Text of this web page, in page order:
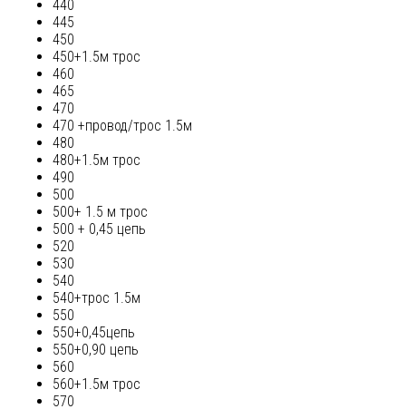
440
445
450
450+1.5м трос
460
465
470
470 +провод/трос 1.5м
480
480+1.5м трос
490
500
500+ 1.5 м трос
500 + 0,45 цепь
520
530
540
540+трос 1.5м
550
550+0,45цепь
550+0,90 цепь
560
560+1.5м трос
570